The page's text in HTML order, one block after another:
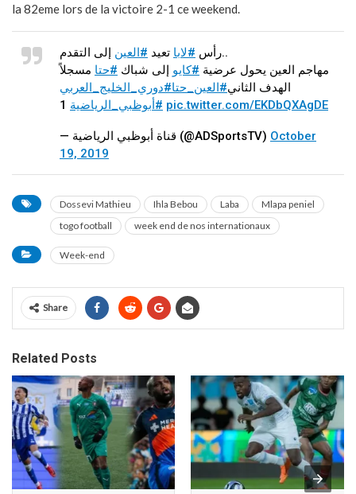
la 82eme lors de la victoire 2-1 ce weekend.
رأس #لابا تعيد #العين
إلى التقدم..
مهاجم العين يحول عرضية #كايو إلى شباك #حتا مسجلاً
الهدف الثاني#العين_حتا#دوري_الخليج_العربي
#أبوظبي_الرياضية pic.twitter.com/EKDbQXAgDE
— قناة أبوظبي الرياضية (@ADSportsTV) October
19, 2019
Dossevi Mathieu Ihla Bebou Laba
Mlapa peniel
togo football
week end de nos internationaux
Week-end
Share
Related Posts